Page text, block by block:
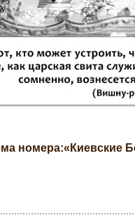
номера:«Киевские